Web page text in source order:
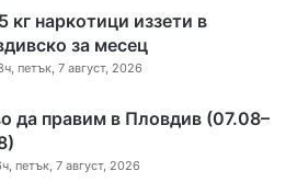
кг наркотици иззети в
за месец
петък, 7 август, 2026
да правим в Пловдив (07.08–
петък, 7 август, 2026